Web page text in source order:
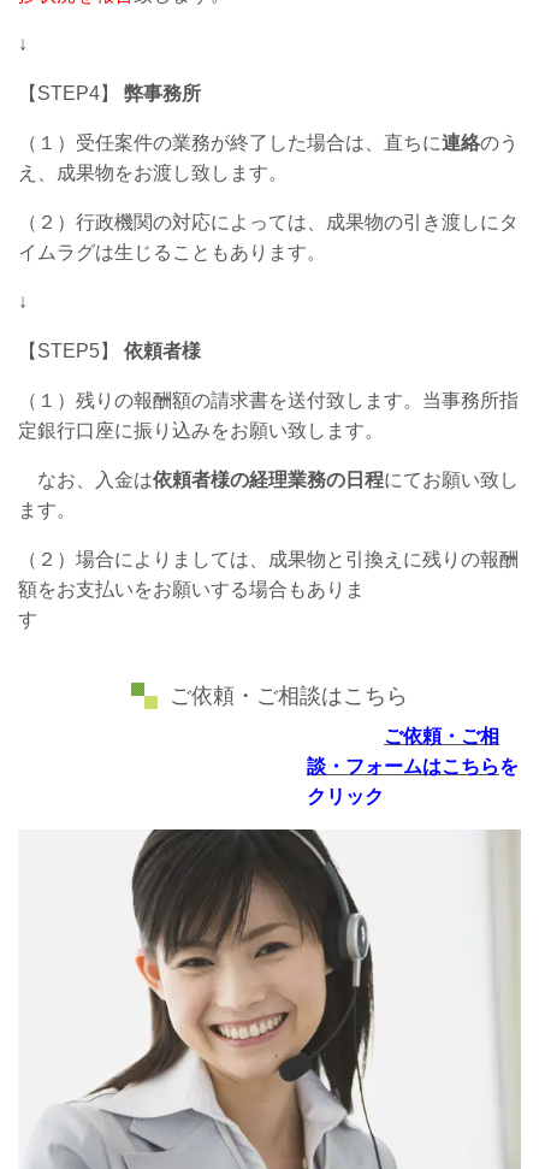
↓
【STEP4】 弊事務所
（１）受任案件の業務が終了した場合は、直ちに連絡のう
え、成果物をお渡し致します。
（２）行政機関の対応によっては、成果物の引き渡しにタ
イムラグは生じることもあります。
↓
【STEP5】 依頼者様
（１）残りの報酬額の請求書を送付致します。当事務所指
定銀行口座に振り込みをお願い致します。
なお、入金は依頼者様の経理業務の日程にてお願い致し
ます。
（２）場合によりましては、成果物と引換えに残りの報酬
額をお支払いをお願いする場合もありま
す
ご依頼・ご相談はこちら
ご依頼・ご相
談・フォームはこちらを
クリック